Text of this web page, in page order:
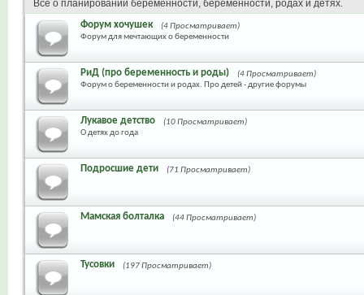
Все о планировании беременности, беременности, родах и детях.
Форум хочушек
(4 Просматривает)
Форум для мечтающих о беременности
РиД (про беременность и роды)
(4 Просматривает)
Форум о беременности и родах. Про детей - другие форумы
Лукавое детство
(10 Просматривает)
О детях до года
Подросшие дети (71 Просматривает)
Мамская болталка (44 Просматривает)
Тусовки (197 Просматривает)